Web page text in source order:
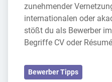
zunehmender
internationalen oder
stößt du als Bewerber
Begriffe CV oder
Bewerber Tipps